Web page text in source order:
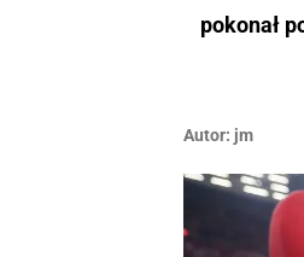
pokonał
Autor: jm